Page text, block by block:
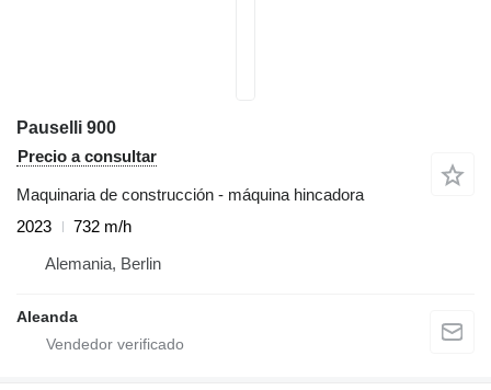
Pauselli 900
Precio a consultar
Maquinaria de construcción - máquina hincadora
2023
732 m/h
Alemania, Berlin
Aleanda